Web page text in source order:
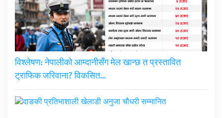
विश्लेषण: नेपालीको आम्दानीसँग मेल खान्छ त प्रस्तावित
ट्राफिक जरिवाना? विकसित…